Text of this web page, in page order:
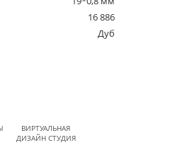
16 886
Дуб
ВИРТУАЛЬНАЯ
ДИЗАЙН СТУДИЯ